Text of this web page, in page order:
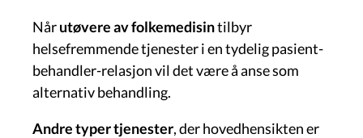
Nårutøvere av folkemedisintilbyr
helsefremmende tjenester i en tydelig pasient-
behandler-relasjon vil det være å anse som
alternativ behandling.
Andre typer tjenester, der hovedhensikten er